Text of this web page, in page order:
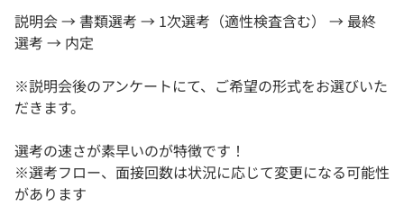
説明会 → 書類選考 → 1次選考（適性検査含む） → 最終
選考 → 内定
※説明会後のアンケートにて、ご希望の形式をお選びいた
だきます。
選考の速さが素早いのが特徴です！
※選考フロー、面接回数は状況に応じて変更になる可能性
があります